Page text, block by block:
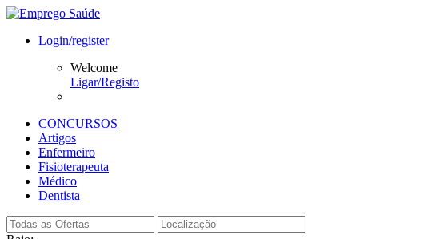
Login/register
Welcome
Ligar/Registo
CONCURSOS
Artigos
Enfermeiro
Fisioterapeuta
Médico
Dentista